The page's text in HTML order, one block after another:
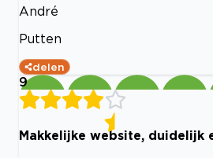
André
Putten
delen
9
Makkelijke website, duidelijk